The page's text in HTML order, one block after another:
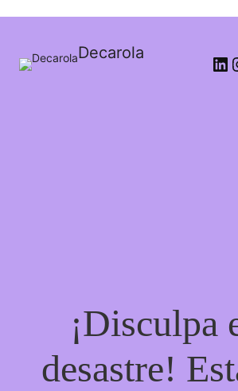
Decarola
¡Disculpa
desastre!